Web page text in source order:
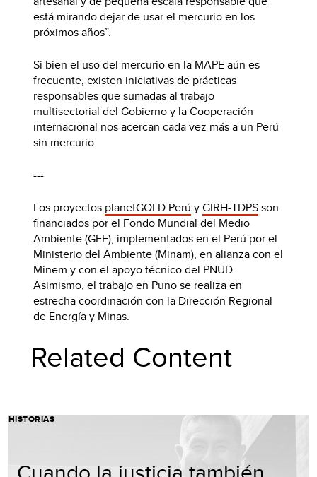
está mirando dejar de usar el mercurio en los
próximos años”.
Si bien el uso del mercurio en la MAPE aún es
frecuente, existen iniciativas de prácticas
responsables que sumadas al trabajo
multisectorial del Gobierno y la Cooperación
internacional nos acercan cada vez más a un Perú
sin mercurio.
---
Los proyectos planetGOLD Perú yGIRH-TDPSson
financiados por el Fondo Mundial del Medio
Ambiente (GEF), implementados en el Perú por el
Ministerio del Ambiente (Minam), en alianza con el
Minem y con el apoyo técnico del PNUD.
Asimismo, el trabajo en Puno se realiza en
estrecha coordinación con la Dirección Regional
de Energía y Minas.
Related Content
HISTORIAS